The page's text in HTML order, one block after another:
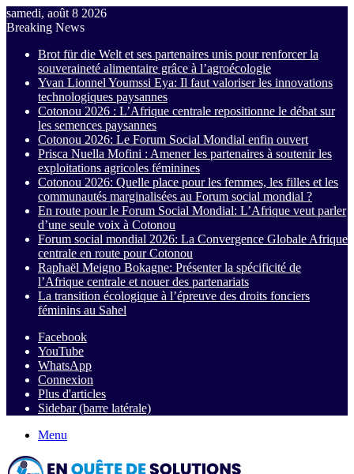
samedi, août 8 2026
Breaking News
Brot für die Welt et ses partenaires unis pour renforcer la
souveraineté alimentaire grâce à l’agroécologie
Yvan Lionnel Youmssi Eya: Il faut valoriser les innovations
technologiques paysannes
Cotonou 2026 : L’Afrique centrale repositionne le débat sur
les semences paysannes
Cotonou 2026: Le Forum Social Mondial enfin ouvert
Prisca Nuella Mofini : Amener les partenaires à soutenir les
exploitations agricoles féminines
Cotonou 2026: Quelle place pour les femmes, les filles et les
communautés marginalisées au Forum social mondial ?
En route pour le Forum Social Mondial: L’Afrique veut parler
d’une seule voix à Cotonou
Forum social mondial 2026: La Convergence Globale Afrique
centrale en route pour Cotonou
Raphaël Meigno Bokagne: Présenter la spécificité de
l’Afrique centrale et nouer des partenariats
La transition écologique à l’épreuve des droits fonciers
féminins au Sahel
Facebook
YouTube
WhatsApp
Connexion
Plus d'articles
Sidebar (barre latérale)
Menu